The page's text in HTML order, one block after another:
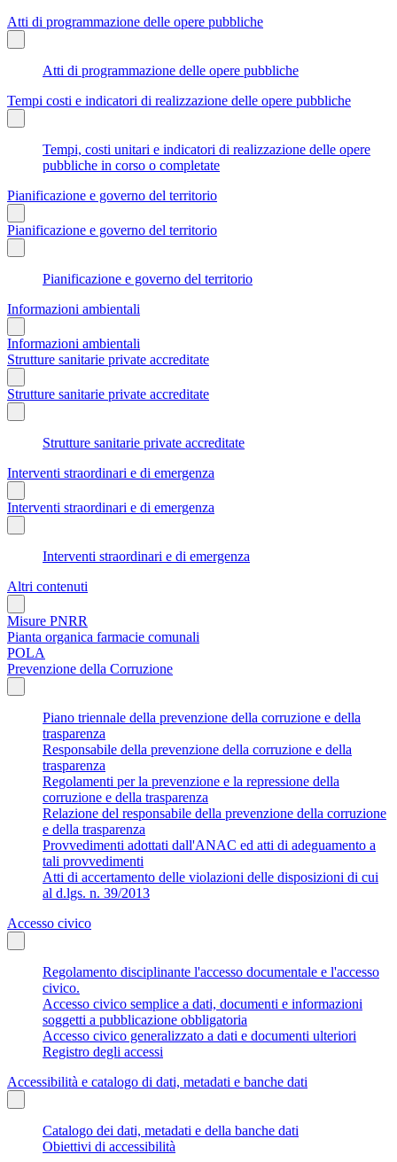
Atti di programmazione delle opere pubbliche
Atti di programmazione delle opere pubbliche
Tempi costi e indicatori di realizzazione delle opere pubbliche
Tempi, costi unitari e indicatori di realizzazione delle opere
pubbliche in corso o completate
Pianificazione e governo del territorio
Pianificazione e governo del territorio
Pianificazione e governo del territorio
Informazioni ambientali
Informazioni ambientali
Strutture sanitarie private accreditate
Strutture sanitarie private accreditate
Strutture sanitarie private accreditate
Interventi straordinari e di emergenza
Interventi straordinari e di emergenza
Interventi straordinari e di emergenza
Altri contenuti
Misure PNRR
Pianta organica farmacie comunali
POLA
Prevenzione della Corruzione
Piano triennale della prevenzione della corruzione e della
trasparenza
Responsabile della prevenzione della corruzione e della
trasparenza
Regolamenti per la prevenzione e la repressione della
corruzione e della trasparenza
Relazione del responsabile della prevenzione della corruzione
e della trasparenza
Provvedimenti adottati dall'ANAC ed atti di adeguamento a
tali provvedimenti
Atti di accertamento delle violazioni delle disposizioni di cui
al d.lgs. n. 39/2013
Accesso civico
Regolamento disciplinante l'accesso documentale e l'accesso
civico.
Accesso civico semplice a dati, documenti e informazioni
soggetti a pubblicazione obbligatoria
Accesso civico generalizzato a dati e documenti ulteriori
Registro degli accessi
Accessibilità e catalogo di dati, metadati e banche dati
Catalogo dei dati, metadati e della banche dati
Obiettivi di accessibilità